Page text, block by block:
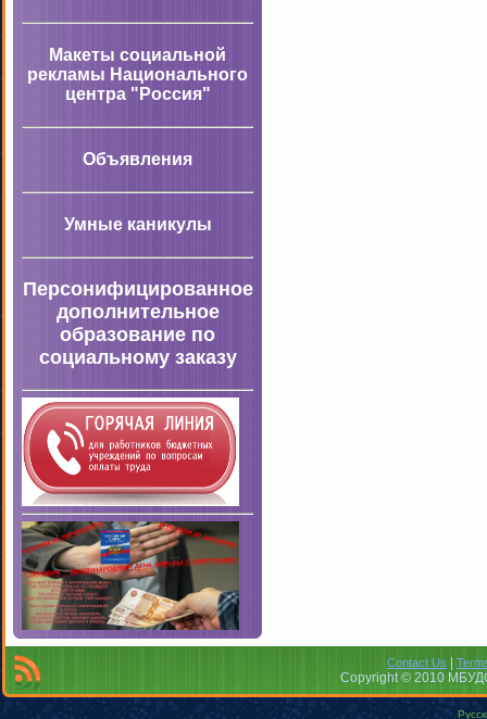
Макеты социальной
рекламы Национального
центра "Россия"
Объявления
Умные каникулы
Персонифицированное
дополнительное
образование по
социальному заказу
Contact Us
Copyright © 2010